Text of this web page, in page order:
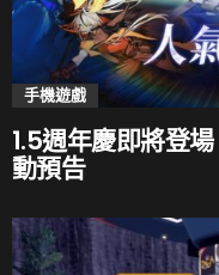
手機遊戲
1.5週年慶即將登
動預告